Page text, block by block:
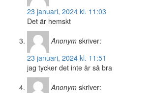
23 januari, 2024 kl. 11:03
Det är hemskt
Anonym skriver:
23 januari, 2024 kl. 11:51
jag tycker det inte är så bra
Anonym skriver: